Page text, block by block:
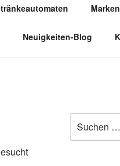
Neuigkeiten-Blog
nach: